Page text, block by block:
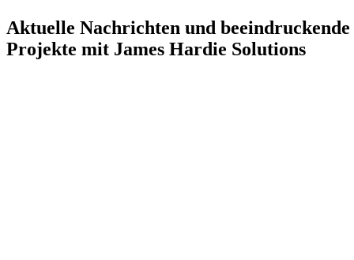
Aktuelle Nachrichten und beeindruckende
Projekte mit James Hardie Solutions